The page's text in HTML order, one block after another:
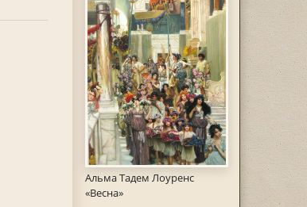
Альма Тадем Лоуренс
«Весна»